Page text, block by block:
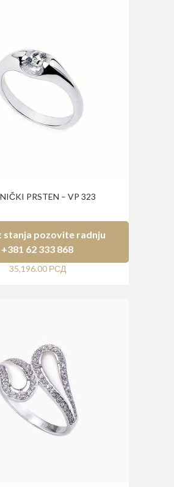
PRSTEN – VP 323
stanja pozovite radnju
+381 62 333 868
35,196.00 РСД